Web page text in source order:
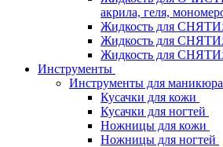
акрила, геля,
Жидкость для
Жидкость для
Жидкость для
Инструменты
Инструменты для
Кусачки для кожи
Кусачки для ногтей
Ножницы для кожи
Ножницы для ногтей